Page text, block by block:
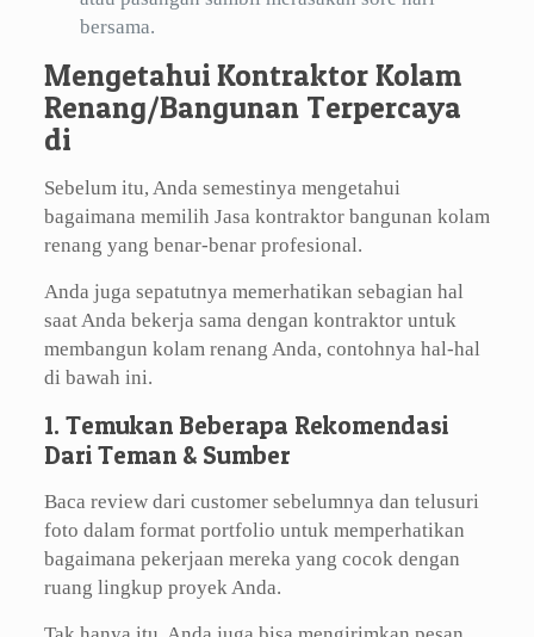
bersama.
Mengetahui Kontraktor Kolam
Renang/Bangunan Terpercaya
di
Sebelum itu, Anda semestinya mengetahui
bagaimana memilih Jasa kontraktor bangunan kolam
renang yang benar-benar profesional.
Anda juga sepatutnya memerhatikan sebagian hal
saat Anda bekerja sama dengan kontraktor untuk
membangun kolam renang Anda, contohnya hal-hal
di bawah ini.
1. Temukan Beberapa Rekomendasi
Dari Teman & Sumber
Baca review dari customer sebelumnya dan telusuri
foto dalam format portfolio untuk memperhatikan
bagaimana pekerjaan mereka yang cocok dengan
ruang lingkup proyek Anda.